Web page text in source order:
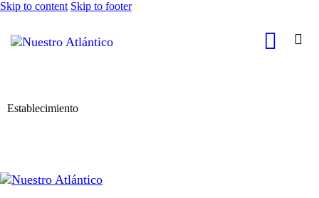
Skip to content Skip to footer
Establecimiento